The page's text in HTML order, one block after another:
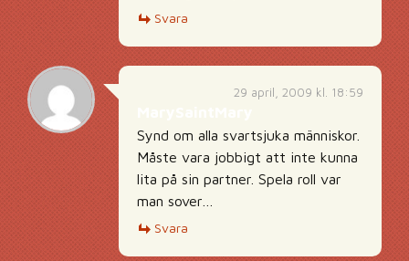
Svara
29 april, 2009 kl. 18:59
Synd om alla svartsjuka människor.
Måste vara jobbigt att inte kunna
lita på sin partner. Spela roll var
man sover…
Svara